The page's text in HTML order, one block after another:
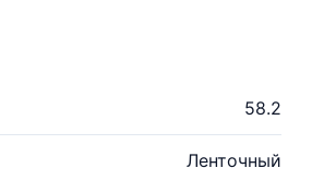
58.2
Ленточный